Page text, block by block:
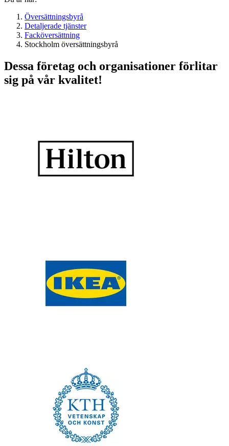
Översättningsbyrå
Detaljerade tjänster
Facköversättning
Stockholm översättningsbyrå
Dessa företag och organisationer förlitar
sig på vår kvalitet!